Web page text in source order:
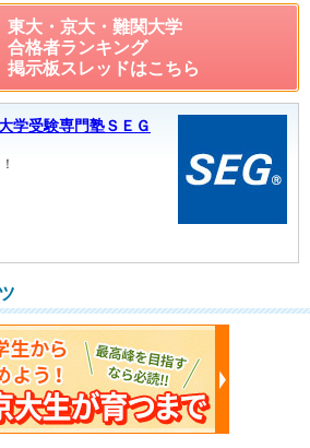
東大・京大・難関大学
合格者ランキング
掲示板スレッドはこちら